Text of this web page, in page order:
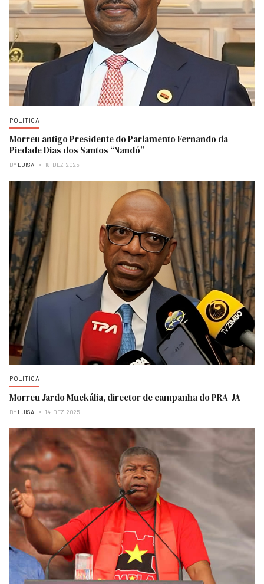
POLITICA
Morreu antigo Presidente do Parlamento Fernando da
Piedade Dias dos Santos “Nandó”
BY LUISA 18-DEZ-2025
POLITICA
Morreu Jardo Muekália, director de campanha do PRA-JA
BY LUISA 14-DEZ-2025